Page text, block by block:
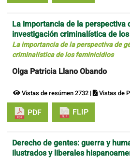
La importancia de la perspectiva
investigación criminalística de
La importancia de la perspectiva de
criminalística de los feminicidios
Olga Patricia Llano Obando
Vistas de resúmen 2732 | Vistas de
PDF FLIP
Derecho de gentes: guerra y
ilustrados y liberales